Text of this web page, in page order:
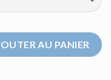
col v AU PANIER